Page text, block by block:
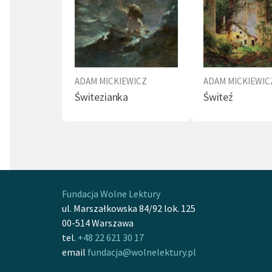
się
utworu
— do
ADAM MICKIEWICZ
Świtezianka
ADAM
Świteź
Fundacja Wolne Lektury
ul. Marszałkowska 84/92 lok. 125
00-514 Warszawa
tel. +48 22 621 30 17
email fundacja@wolnelektury.pl